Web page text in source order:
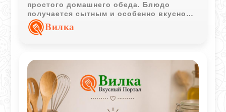
простого домашнего обеда. Блюдо
получается сытным и особенно вкусно
сочетается с картофелем или тушеными
овощами.
Вилка